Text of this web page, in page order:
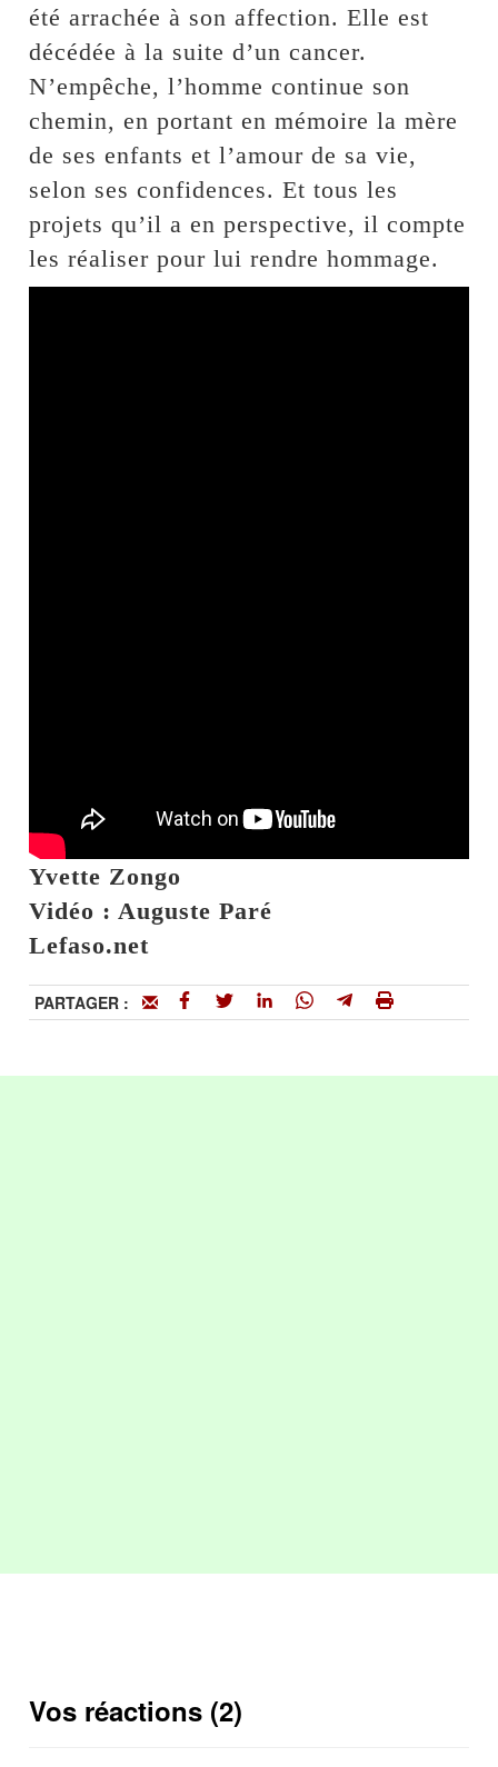
été arrachée à son affection. Elle est
décédée à la suite d’un cancer.
N’empêche, l’homme continue son
chemin, en portant en mémoire la mère
de ses enfants et l’amour de sa vie,
selon ses confidences. Et tous les
projets qu’il a en perspective, il compte
les réaliser pour lui rendre hommage.
Yvette Zongo
Vidéo : Auguste Paré
Lefaso.net
PARTAGER :
Vos réactions (2)